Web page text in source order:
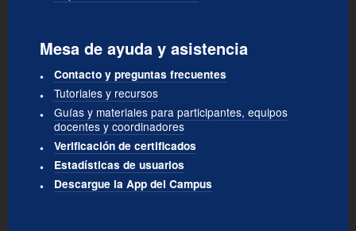
Mesa de ayuda y asistencia
Contacto y preguntas frecuentes
Tutoriales y recursos
Guías y materiales para participantes, equipos
docentes y coordinadores
Verificación de certificados
Estadísticas de usuarios
Descargue la App del Campus